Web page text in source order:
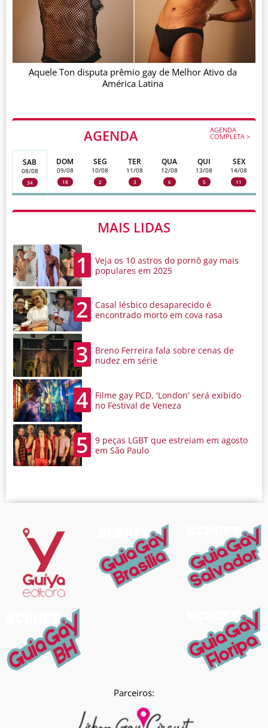
AGENDA AGENDA
COMPLETA >
SAB
08/08
34
DOM
09/08
18
SEG
10/08
2
TER
11/08
3
QUA
12/08
6
QUI
13/08
5
SEX
14/08
11
MAIS LIDAS
1
Veja os 10 astros do pornô gay mais
populares em 2025
2
Casal lésbico desaparecido é
encontrado morto em cova rasa
3
Breno Ferreira fala sobre cenas de
nudez em série
4
Filme gay PCD, 'London' será exibido
no Festival de Veneza
5
9 peças LGBT que estreiam em agosto
em São Paulo
Aquele Ton disputa prêmio gay de Melhor Ativo da
América Latina
Parceiros: